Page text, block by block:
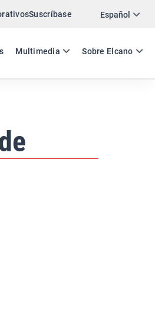
Suscríbase Español
ES EN
Multimedia Sobre Elcano
Twitter